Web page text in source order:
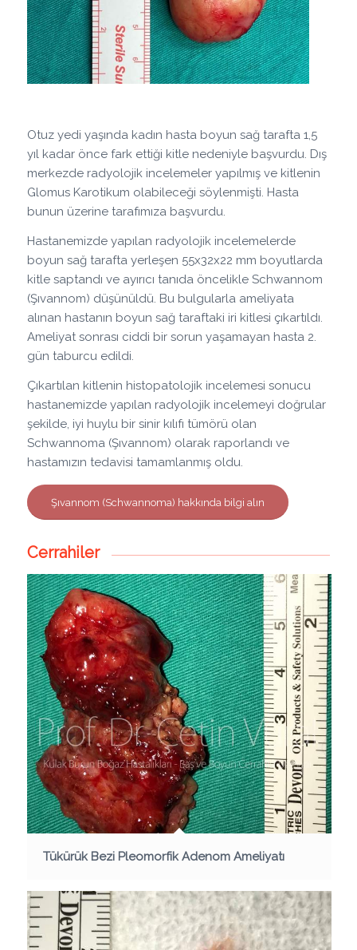
Otuz yedi yaşında kadın hasta boyun sağ tarafta 1,5
yıl kadar önce fark ettiği kitle nedeniyle başvurdu. Dış
merkezde radyolojik incelemeler yapılmış ve kitlenin
Glomus Karotikum olabileceği söylenmişti. Hasta
bunun üzerine tarafımıza başvurdu.
Hastanemizde yapılan radyolojik incelemelerde
boyun sağ tarafta yerleşen 55x32x22 mm boyutlarda
kitle saptandı ve ayırıcı tanıda öncelikle Schwannom
(Şıvannom) düşünüldü. Bu bulgularla ameliyata
alınan hastanın boyun sağ taraftaki iri kitlesi çıkartıldı.
Ameliyat sonrası ciddi bir sorun yaşamayan hasta 2.
gün taburcu edildi.
Çıkartılan kitlenin histopatolojik incelemesi sonucu
hastanemizde yapılan radyolojik incelemeyi doğrular
şekilde, iyi huylu bir sinir kılıfı tümörü olan
Schwannoma (Şıvannom) olarak raporlandı ve
hastamızın tedavisi tamamlanmış oldu.
Şıvannom (Schwannoma) hakkında bilgi alın
Cerrahiler
Tükürük Bezi Pleomorfik Adenom Ameliyatı